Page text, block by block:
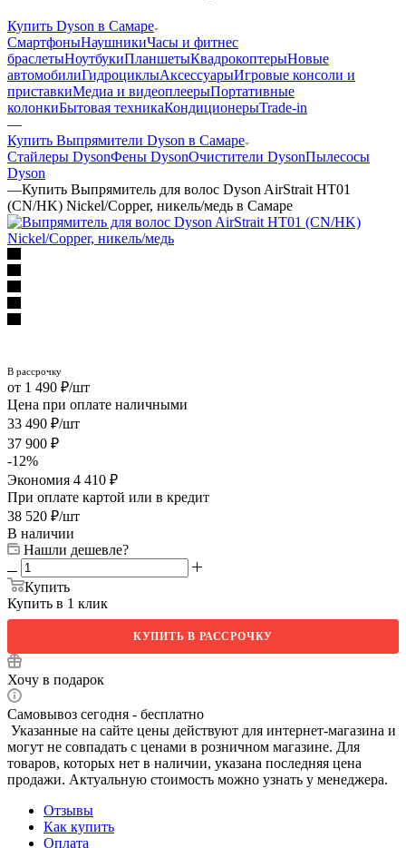
Купить Dyson в Самаре
СмартфоныНаушникиЧасы и фитнес
браслетыНоутбукиПланшетыКвадрокоптерыНовые
автомобилиГидроциклыАксессуарыИгровые консоли и
приставкиМедиа и видеоплеерыПортативные
колонкиБытовая техникаКондиционерыTrade-in
—
Купить Выпрямители Dyson в Самаре
Стайлеры DysonФены DysonОчистители DysonПылесосы
Dyson
—Купить Выпрямитель для волос Dyson AirStrait HT01
(CN/HK) Nickel/Copper, никель/медь в Самаре
1 490 ₽/шт
Цена при оплате наличными
33 490 ₽/шт
37 900 ₽
-12%
Экономия 4 410 ₽
При оплате картой или в кредит
38 520 ₽/шт
В наличии
Нашли дешевле?
Купить
Купить в 1 клик
КУПИТЬ В РАССРОЧКУ
Хочу в подарок
Самовывоз сегодня - бесплатно
Указанные на сайте цены действуют для интернет-магазина и
могут не совпадать с ценами в розничном магазине. Для
товаров, которых нет в наличии, указана последняя цена
продажи. Актуальную стоимость можно узнать у менеджера.
Отзывы
Как купить
Оплата